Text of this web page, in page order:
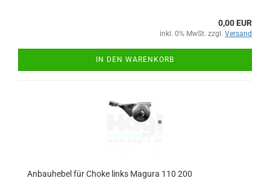
0,00 EUR
inkl. 0% MwSt. zzgl. Versand
IN DEN WARENKORB
Anbauhebel für Choke links Magura 110 200